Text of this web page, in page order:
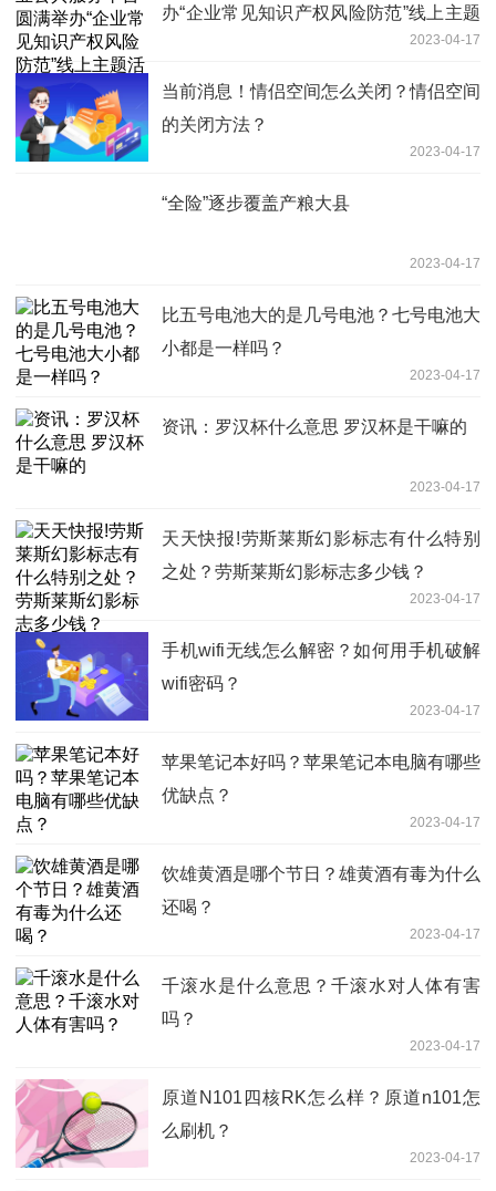
办“企业常见知识产权风险防范”线上主题
2023-04-17
当前消息！情侣空间怎么关闭？情侣空间
的关闭方法？
2023-04-17
“全险”逐步覆盖产粮大县
2023-04-17
比五号电池大的是几号电池？七号电池大
小都是一样吗？
2023-04-17
资讯：罗汉杯什么意思 罗汉杯是干嘛的
2023-04-17
天天快报!劳斯莱斯幻影标志有什么特别
之处？劳斯莱斯幻影标志多少钱？
2023-04-17
手机wifi无线怎么解密？如何用手机破解
wifi密码？
2023-04-17
苹果笔记本好吗？苹果笔记本电脑有哪些
优缺点？
2023-04-17
饮雄黄酒是哪个节日？雄黄酒有毒为什么
还喝？
2023-04-17
千滚水是什么意思？千滚水对人体有害
吗？
2023-04-17
原道N101四核RK怎么样？原道n101怎
么刷机？
2023-04-17